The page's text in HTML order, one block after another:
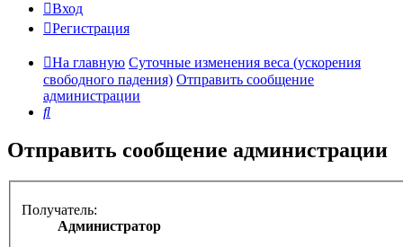
Вход
Регистрация
На главную Суточные изменения веса (ускорения
свободного падения) Отправить сообщение
администрации
Поиск
Отправить сообщение администрации
Получатель:
Администратор